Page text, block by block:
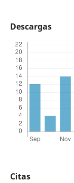
Descargas
Citas